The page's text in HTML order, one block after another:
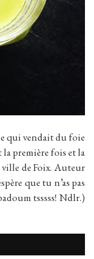
qui vendait du foie
la première fois et la
de Foix. Auteur
que tu n’as pas
tsssss! Ndlr.)